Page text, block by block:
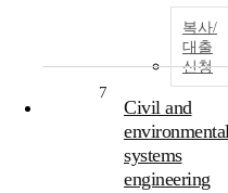
복사/
대출
신청
7
Civil and
systems
engineering